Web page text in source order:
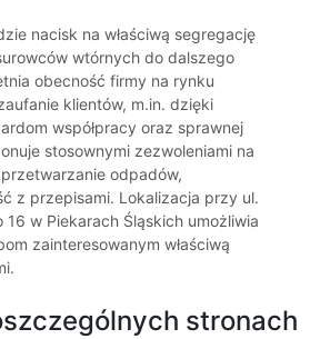
nacisk na właściwą segregację
wtórnych do dalszego
obecność firmy na rynku
klientów, m.in. dzięki
współpracy oraz sprawnej
stosownymi zezwoleniami na
odpadów,
z przepisami. Lokalizacja przy ul.
16 w Piekarach Śląskich umożliwia
zainteresowanym właściwą
stronach